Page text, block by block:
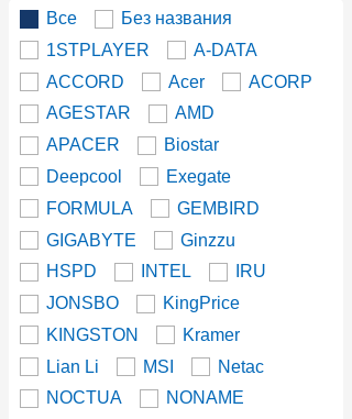
Все
Без названия
1STPLAYER
A-DATA
ACCORD
Acer
ACORP
AGESTAR
AMD
APACER
Biostar
Deepcool
Exegate
FORMULA
GEMBIRD
GIGABYTE
Ginzzu
HSPD
INTEL
IRU
JONSBO
KingPrice
KINGSTON
Kramer
Lian Li
MSI
Netac
NOCTUA
NONAME